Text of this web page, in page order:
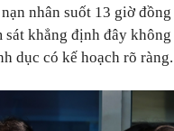
nhân suốt 13 giờ
sát khẳng định đây
dục có kế hoạch rõ ràng.